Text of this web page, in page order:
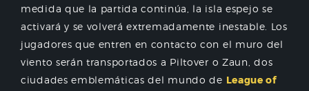
medida que la partida continúa, la isla espejo se
activará y se volverá extremadamente inestable. Los
jugadores que entren en contacto con el muro del
viento serán transportados a Piltover o Zaun, dos
ciudades emblemáticas del mundo de League of